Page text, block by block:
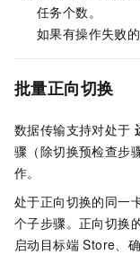
任务个数。
如果有操作失败
批量正向切换
数据传输支持对处于
骤（除切换预检查步
作。
处于正向切换的同一
个子步骤。正向切换
启动目标端 Store、